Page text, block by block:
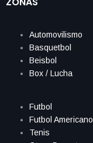
Automovilismo
Basquetbol
Beisbol
Box / Lucha
Futbol
Futbol Americano
Tenis